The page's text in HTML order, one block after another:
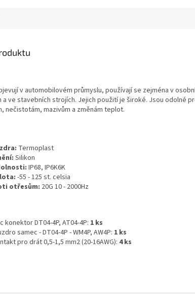
v automobilovém průmyslu, používají se zejména v
ve stavebních strojích. Jejich použití je široké. Jsou odolné
nečistotám, mazivům a změnám teplot.
Termoplast
Silikon
IP68, IP6K6K
-55 - 125 st. celsia
otřesům: 20G 10 - 2000Hz
konektor DT04-4P, AT04-4P: 1 ks
samec - DT04-4P - WM4P, AW4P: 1 ks
pro drát 0,5-1,5 mm2 (20-16AWG): 4 ks